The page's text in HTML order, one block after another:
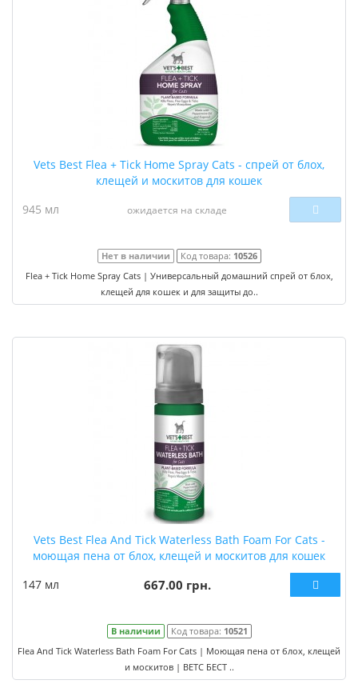
Vets Best Flea + Tick Home Spray Cats - спрей от блох,
клещей и москитов для кошек
945 мл
ожидается на складе
Нет в наличии Код товара: 10526
Flea + Tick Home Spray Cats | Универсальный домашний спрей от блох,
клещей для кошек и для защиты до..
Vets Best Flea And Tick Waterless Bath Foam For Cats -
моющая пена от блох, клещей и москитов для кошек
147 мл
667.00 грн.
В наличии Код товара: 10521
Flea And Tick Waterless Bath Foam For Cats | Моющая пена от блох, клещей
и москитов | ВЕТС БЕСТ ..